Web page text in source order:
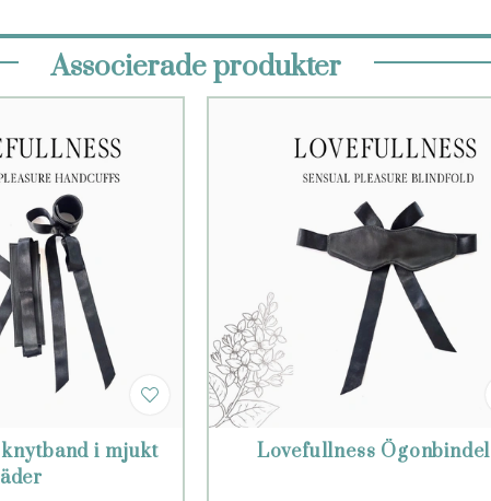
Associerade produkter
i mjukt
Lovefullness Ögonbindel